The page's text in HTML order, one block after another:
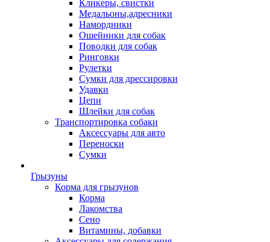
Кликеры, свистки
Медальоны,адресники
Намордники
Ошейники для собак
Поводки для собак
Ринговки
Рулетки
Сумки для дрессировки
Удавки
Цепи
Шлейки для собак
Транспортировка собаки
Аксессуары для авто
Переноски
Сумки
Грызуны
Корма для грызунов
Корма
Лакомства
Сено
Витамины, добавки